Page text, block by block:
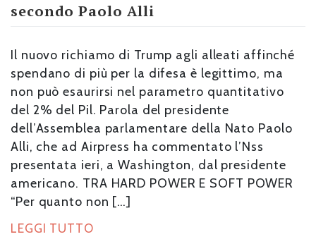
secondo Paolo Alli
Il nuovo richiamo di Trump agli alleati affinché
spendano di più per la difesa è legittimo, ma
non può esaurirsi nel parametro quantitativo
del 2% del Pil. Parola del presidente
dell’Assemblea parlamentare della Nato Paolo
Alli, che ad Airpress ha commentato l’Nss
presentata ieri, a Washington, dal presidente
americano. TRA HARD POWER E SOFT POWER
“Per quanto non […]
LEGGI TUTTO